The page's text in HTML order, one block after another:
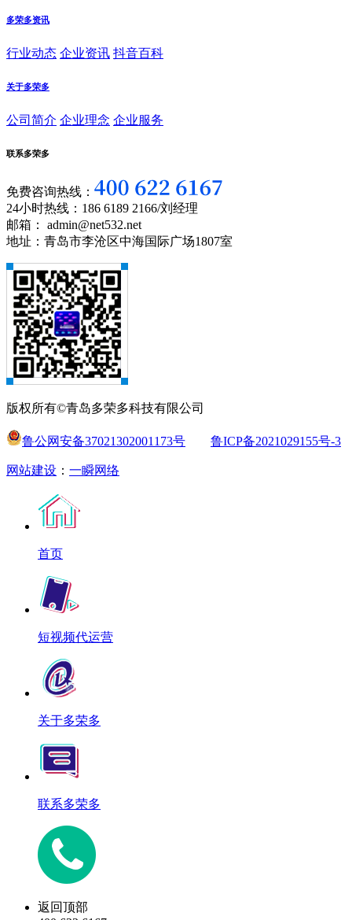
多荣多资讯
行业动态 企业资讯 抖音百科
关于多荣多
公司简介 企业理念 企业服务
联系多荣多
免费咨询热线：
24小时热线：186 6189 2166/刘经理
邮箱： admin@net532.net
地址：青岛市李沧区中海国际广场1807室
版权所有©青岛多荣多科技有限公司
鲁公网安备37021302001173号 鲁ICP备2021029155号-3
网站建设 ： 一瞬网络
首页
短视频代运营
关于多荣多
联系多荣多
返回顶部